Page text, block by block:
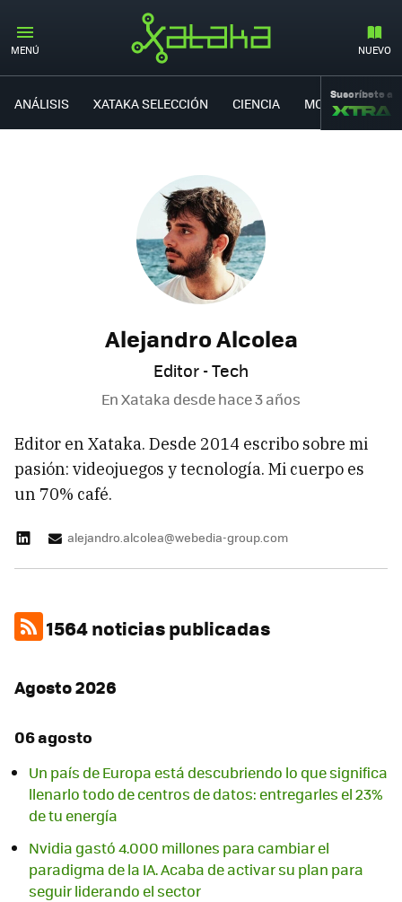
MENÚ NUEVO
ANÁLISIS XATAKA SELECCIÓN CIENCIA MOVILIDAD
Suscríbete a
Alejandro Alcolea
Editor - Tech
En Xataka desdehace 3 años
Editor en Xataka. Desde 2014 escribo sobre mi
pasión: videojuegos y tecnología. Mi cuerpo es
un 70% café.
alejandro.alcolea@webedia-group.com
1564 noticias publicadas
Agosto 2026
06 agosto
Un país de Europa está descubriendo lo que significa
llenarlo todo de centros de datos: entregarles el 23%
de tu energía
Nvidia gastó 4.000 millones para cambiar el
paradigma de la IA. Acaba de activar su plan para
seguir liderando el sector